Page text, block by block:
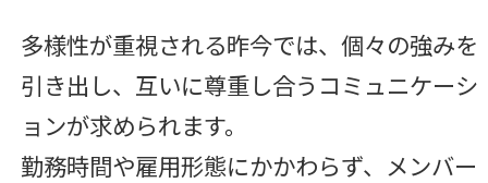
多様性が重視される昨今では、個々の強みを
引き出し、互いに尊重し合うコミュニケーシ
ョンが求められます。
勤務時間や雇用形態にかかわらず、メンバー